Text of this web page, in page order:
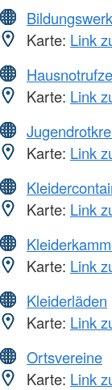
Bildungswerk
Karte: Link
Karte: Link
Karte: Link
Karte: Link
Karte: Link
Kleiderläden
Karte: Link
Ortsvereine
Karte: Link